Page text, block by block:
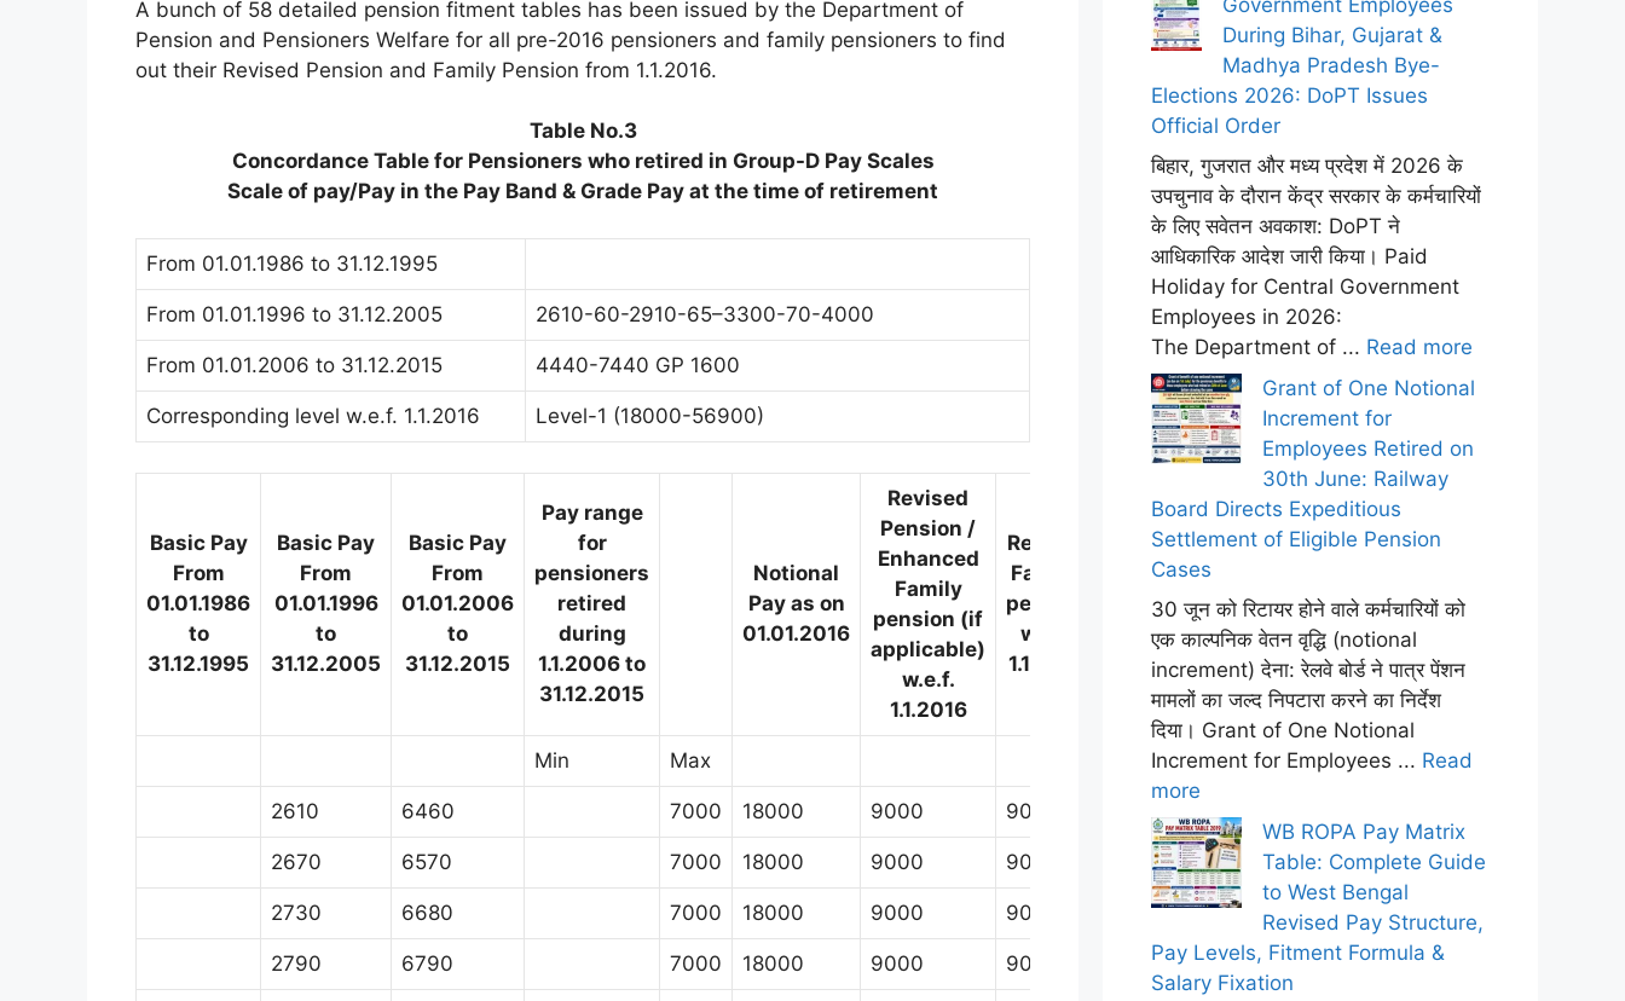
A bunch of 58 detailed pension fitment tables has been issued by the Department of
Pension and Pensioners Welfare for all pre-2016 pensioners and family pensioners to find
out their Revised Pension and Family Pension from 1.1.2016.
Table No.3
Concordance Table for Pensioners who retired in Group-D Pay Scales
Scale of pay/Pay in the Pay Band & Grade Pay at the time of retirement
From 01.01.1986 to 31.12.1995
From 01.01.1996 to 31.12.2005 2610-60-2910-65–3300-70-4000
From 01.01.2006 to 31.12.2015 4440-7440 GP 1600
Corresponding level w.e.f. 1.1.2016 Level-1 (18000-56900)
Basic Pay
From
01.01.1986
to
31.12.1995
Basic Pay
From
01.01.1996
to
31.12.2005
Basic Pay
From
01.01.2006
to
31.12.2015
Pay range
for
pensioners
retired
during
1.1.2006 to
31.12.2015
Notional
Pay as on
01.01.2016
Revised
Pension /
Enhanced
Family
pension (if
applicable)
w.e.f.
1.1.2016
Revised
Familly
pension
w.e.f.
1.1.2016
Min Max
2610 6460 7000 18000 9000 9000
2670 6570 7000 18000 9000 9000
2730 6680 7000 18000 9000 9000
2790 6790 7000 18000 9000 9000
During Bihar, Gujarat &
Madhya Pradesh Bye-
Elections 2026: DoPT Issues
Official Order
बिहार, गुजरात और मध्य प्रदेश में 2026 के
उपचुनाव के दौरान केंद्र सरकार के कर्मचारियों
के लिए सवेतन अवकाश: DoPT ने
आधिकारिक आदेश जारी किया। Paid
Holiday for Central Government
Employees in 2026:
The Department of ... Read more
Grant of One Notional
Increment for
Employees Retired on
30th June: Railway
Board Directs Expeditious
Settlement of Eligible Pension
Cases
30 जून को रिटायर होने वाले कर्मचारियों को
एक काल्पनिक वेतन वृद्धि (notional
increment) देना: रेलवे बोर्ड ने पात्र पेंशन
मामलों का जल्द निपटारा करने का निर्देश
दिया। Grant of One Notional
Increment for Employees ... Read
more
WB ROPA Pay Matrix
Table: Complete Guide
to West Bengal
Revised Pay Structure,
Pay Levels, Fitment Formula &
Salary Fixation